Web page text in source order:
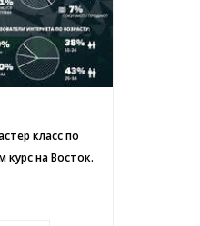
RevShare – что выбрать для
заработка. Охотимся за